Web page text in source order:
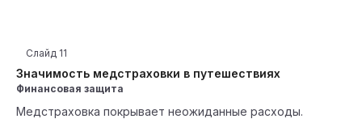
Значимость медстраховки в путешествиях
Слайд 11
Финансовая защита
Медстраховка покрывает неожиданные расходы.